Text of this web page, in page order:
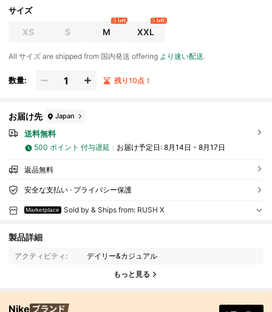
サイズ
XS S M
5 left
XXL
5 left
All サイズ are shipped from 国内発送 offering より速い配送.
数量: 残り10点！
お届け先 Japan
送料無料
500 ポイント 付与遅延 お届け予定日: 8月14日 - 8月17日
返品無料
安全な支払い · プライバシー保護
Marketplace Sold by & Ships from: RUSH X
製品詳細
アクティビティ: デイリー&カジュアル
もっと見る
Nike